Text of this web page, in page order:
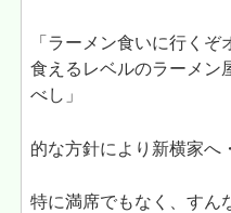
「ラーメン食いに行く
食えるレベルのラーメン
べし」
的な方針により新横家へ
特に満席でもなく、すん